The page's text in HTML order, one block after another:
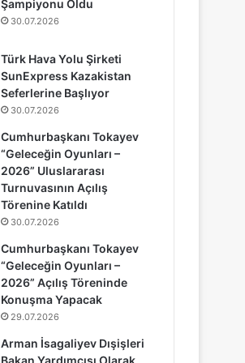
Şampiyonu Oldu
30.07.2026
Türk Hava Yolu Şirketi
SunExpress Kazakistan
Seferlerine Başlıyor
30.07.2026
Cumhurbaşkanı Tokayev
“Geleceğin Oyunları –
2026” Uluslararası
Turnuvasının Açılış
Törenine Katıldı
30.07.2026
Cumhurbaşkanı Tokayev
“Geleceğin Oyunları –
2026” Açılış Töreninde
Konuşma Yapacak
29.07.2026
Arman İsagaliyev Dışişleri
Bakan Yardımcısı Olarak